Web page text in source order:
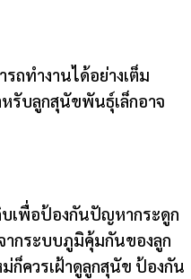
ถทำงานได้อย่างเต็ม
รับลูกสุนัขพันธุ์เล็กอาจ
บเพื่อป้องกันปัญหากระดูก
ากระบบภูมิคุ้มกันของลูก
ก็ควรเฝ้าดูลูกสุนัข ป้องกัน